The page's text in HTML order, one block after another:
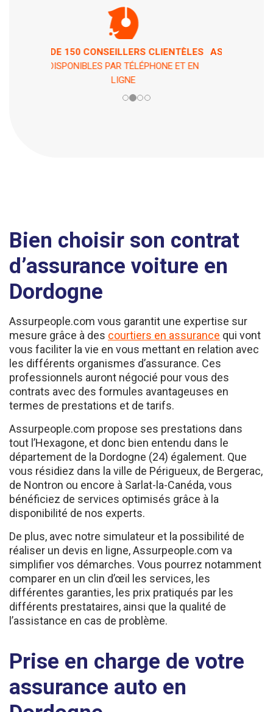
ASSISTANCE 7 JOURS / 7 ET 24H / 24
EN CAS DE PÉPIN !
Bien choisir son contrat
d’assurance voiture en
Dordogne
Assurpeople.com vous garantit une expertise sur
mesure grâce à descourtiers en assurancequi vont
vous faciliter la vie en vous mettant en relation avec
les différents organismes d’assurance. Ces
professionnels auront négocié pour vous des
contrats avec des formules avantageuses en
termes de prestations et de tarifs.
Assurpeople.com propose ses prestations dans
tout l’Hexagone, et donc bien entendu dans le
département de la Dordogne (24) également. Que
vous résidiez dans la ville de Périgueux, de Bergerac,
de Nontron ou encore à Sarlat-la-Canéda, vous
bénéficiez de services optimisés grâce à la
disponibilité de nos experts.
De plus, avec notre simulateur et la possibilité de
réaliser un devis en ligne, Assurpeople.com va
simplifier vos démarches. Vous pourrez notamment
comparer en un clin d’œil les services, les
différentes garanties, les prix pratiqués par les
différents prestataires, ainsi que la qualité de
l’assistance en cas de problème.
Prise en charge de votre
assurance auto en
Dordogne